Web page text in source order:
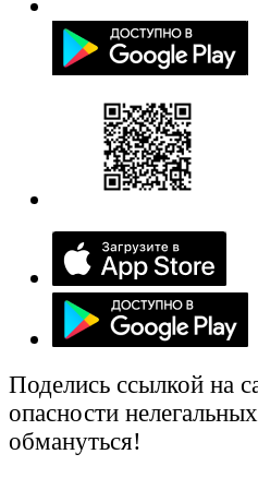
Поделись ссылкой на
опасности
обмануться!